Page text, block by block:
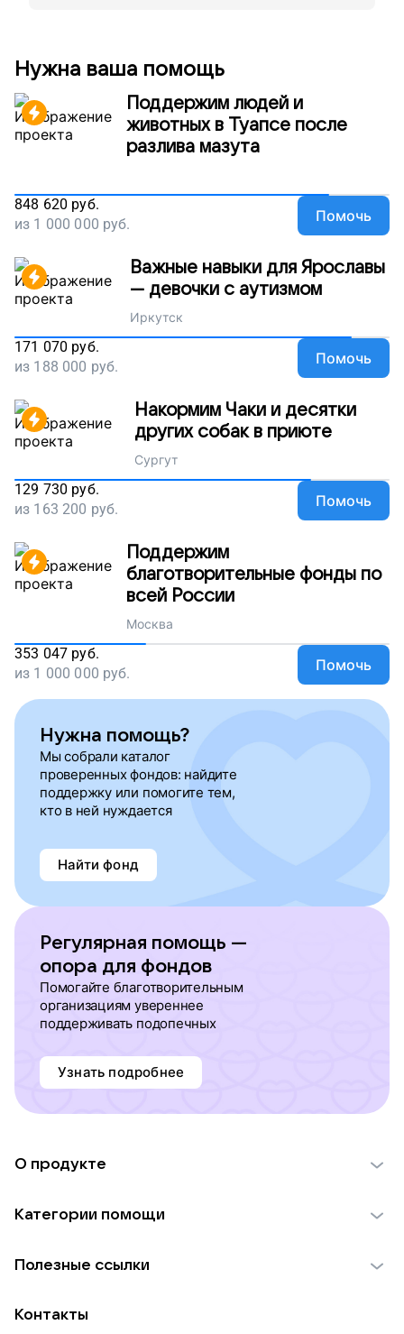
Нужна ваша помощь
Поддержим людей и
животных в Туапсе после
разлива мазута
848 620 руб.
из 1 000 000 руб. Помочь
Важные навыки для Ярославы
— девочки с аутизмом
Иркутск
171 070 руб.
из 188 000 руб. Помочь
Накормим Чаки и десятки
других собак в приюте
Сургут
129 730 руб.
из 163 200 руб. Помочь
Поддержим
благотворительные фонды по
всей России
Москва
353 047 руб.
из 1 000 000 руб. Помочь
Нужна помощь?
Мы собрали каталог
проверенных фондов: найдите
поддержку или помогите тем,
кто в ней нуждается
Найти фонд
Регулярная помощь —
опора для фондов
Помогайте благотворительным
организациям увереннее
поддерживать подопечных
Узнать подробнее
О продукте
Использование материалов
Для НКО
Категории помощи
Пожилым
Полезные ссылки
Контакты